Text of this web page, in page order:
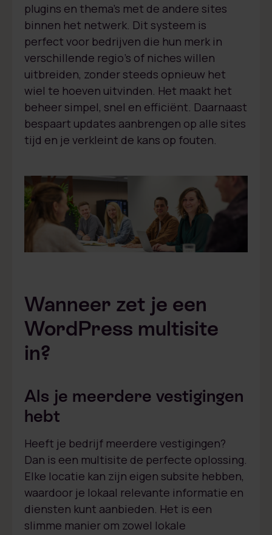
plugins en thema’s met de andere sites
binnen het netwerk. Dit systeem is
perfect voor bedrijven die hun merk in
verschillende regio’s of niches willen
uitbreiden, zonder steeds opnieuw het
wiel te hoeven uitvinden. Het maakt het
beheer simpel, snel en efficiënt. Daarnaast
bespaart updates aanbrengen op alle sites
tijd en je verkleint de kans op fouten.
Wanneer zet je een
WordPress multisite
in?
Als je meerdere vestigingen
hebt
Heeft je bedrijf meerdere vestigingen?
Dan is een multisite de perfecte oplossing.
Elke locatie kan zijn eigen subsite hebben,
waardoor je lokaal relevante informatie en
diensten kunt aanbieden. Het is een
slimme manier om zowel lokale